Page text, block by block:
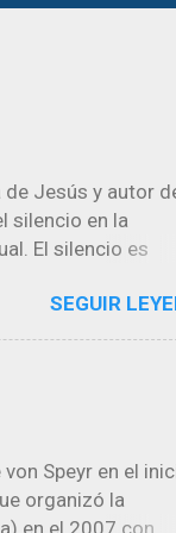
Jesús y autor
silencio en la
El silencio es
períodos
sobre
la voz de Dios
y los deseos
búsqueda de Dios
SEGUIR
Speyr en el
organizó la
en el 2007 con